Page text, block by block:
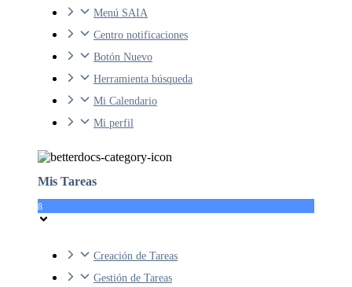
Menú SAIA
Centro notificaciones
Botón Nuevo
Herramienta búsqueda
Mi Calendario
Mi perfil
Mis Tareas
8
Creación de Tareas
Gestión de Tareas